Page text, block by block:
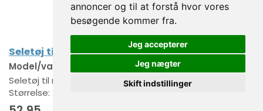
annoncer og til at forstå hvor vores
besøgende kommer fra.
Jeg accepterer
Jeg nægter
Skift indstillinger
Seletøj til marsvin
Model/varenr.:
Seletøj til marsvin - Nylon - Regulerbar - Med snaplås
Størrelse: 21-35 / 10 mm Line: 1,25 m